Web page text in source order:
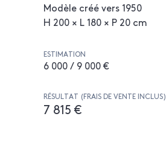
Modèle créé vers 1950
H 200 × L 180 × P 20 cm
ESTIMATION
6 000 / 9 000 €
RÉSULTAT (FRAIS DE VENTE INCLUS)
7 815 €